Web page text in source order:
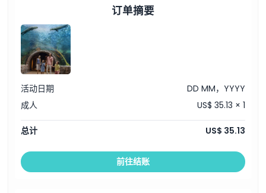
订单摘要
活动日期
DD MM，YYYY
成人
US$ 35.13 × 1
总计 US$ 35.13
前往结账